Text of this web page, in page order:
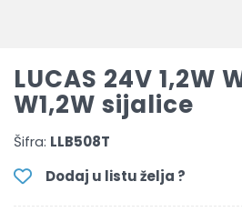
LUCAS 24V 1,2W
W1,2W sijalice
Šifra: LLB508T
Dodaj u listu želja ?